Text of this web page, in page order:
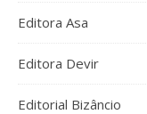
Editora Asa
Editora Devir
Editorial Bizâncio